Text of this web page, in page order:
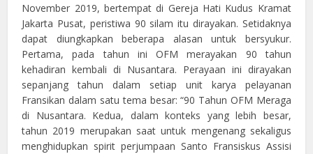
November 2019, bertempat di Gereja Hati Kudus Kramat
Jakarta Pusat, peristiwa 90 silam itu dirayakan. Setidaknya
dapat diungkapkan beberapa alasan untuk bersyukur.
Pertama, pada tahun ini OFM merayakan 90 tahun
kehadiran kembali di Nusantara. Perayaan ini dirayakan
sepanjang tahun dalam setiap unit karya pelayanan
Fransikan dalam satu tema besar: “90 Tahun OFM Meraga
di Nusantara. Kedua, dalam konteks yang lebih besar,
tahun 2019 merupakan saat untuk mengenang sekaligus
menghidupkan spirit perjumpaan Santo Fransiskus Assisi